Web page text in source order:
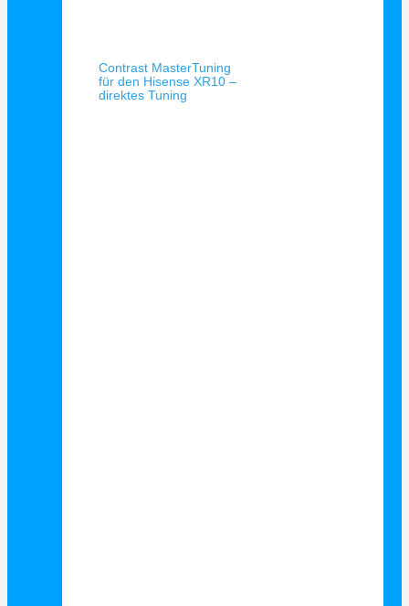
Contrast MasterTuning
für den Hisense XR10 –
direktes Tuning